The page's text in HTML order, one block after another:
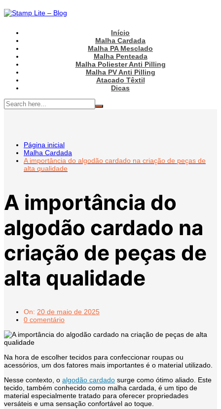
Ir
para
conteúdo
Início
Malha Cardada
Malha PA Mesclado
Malha Penteada
Malha Poliester Anti Pilling
Malha PV Anti Pilling
Atacado Têxtil
Dicas
Página inicial
Malha Cardada
A importância do algodão cardado na criação de peças de
alta qualidade
A importância do
algodão cardado na
criação de peças de
alta qualidade
On: 20 de maio de 2025
0 comentário
Na hora de escolher tecidos para confeccionar roupas ou
acessórios, um dos fatores mais importantes é o material utilizado.
Nesse contexto, o algodão cardado surge como ótimo aliado. Este
tecido, também conhecido como malha cardada, é um tipo de
material especialmente tratado para oferecer propriedades
versáteis e uma sensação confortável ao toque.